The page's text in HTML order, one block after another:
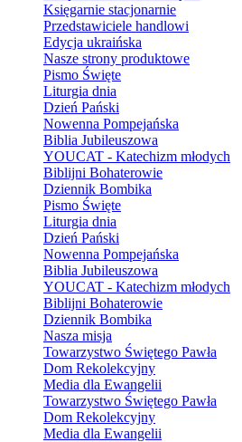
Księgarnie stacjonarnie
Przedstawiciele handlowi
Edycja ukraińska
Nasze strony produktowe
Pismo Święte
Liturgia dnia
Dzień Pański
Nowenna Pompejańska
Biblia Jubileuszowa
YOUCAT - Katechizm młodych
Biblijni Bohaterowie
Dziennik Bombika
Pismo Święte
Liturgia dnia
Dzień Pański
Nowenna Pompejańska
Biblia Jubileuszowa
YOUCAT - Katechizm młodych
Biblijni Bohaterowie
Dziennik Bombika
Nasza misja
Towarzystwo Świętego Pawła
Dom Rekolekcyjny
Media dla Ewangelii
Towarzystwo Świętego Pawła
Dom Rekolekcyjny
Media dla Ewangelii